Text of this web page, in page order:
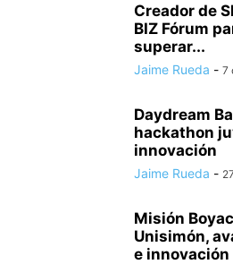
Creador de
BIZ Fórum
superar...
Jaime Rueda - 7
Daydream
hackathon
innovación
Jaime Rueda -
Misión
Unisimón,
e innovación